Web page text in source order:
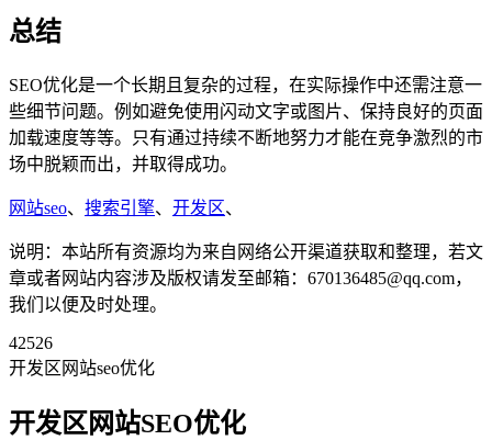
总结
SEO优化是一个长期且复杂的过程，在实际操作中还需注意一
些细节问题。例如避免使用闪动文字或图片、保持良好的页面
加载速度等等。只有通过持续不断地努力才能在竞争激烈的市
场中脱颖而出，并取得成功。
网站seo、 搜索引擎、 开发区、
说明：本站所有资源均为来自网络公开渠道获取和整理，若文
章或者网站内容涉及版权请发至邮箱：670136485@qq.com，
我们以便及时处理。
42526
开发区网站seo优化
开发区网站SEO优化